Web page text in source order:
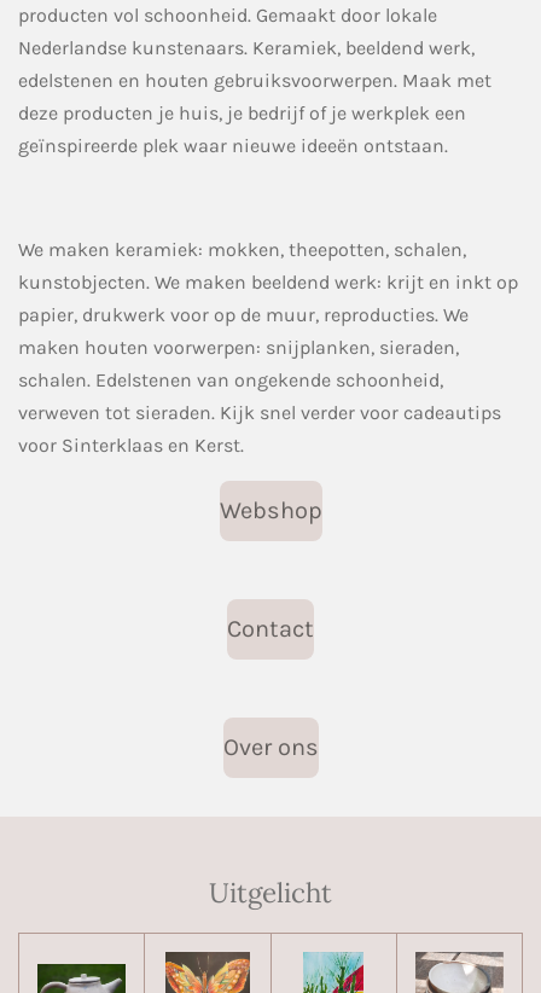
producten vol schoonheid. Gemaakt door lokale
Nederlandse kunstenaars. Keramiek, beeldend werk,
edelstenen en houten gebruiksvoorwerpen. Maak met
deze producten je huis, je bedrijf of je werkplek een
geïnspireerde plek waar nieuwe ideeën ontstaan.
We maken keramiek: mokken, theepotten, schalen,
kunstobjecten. We maken beeldend werk: krijt en inkt op
papier, drukwerk voor op de muur, reproducties. We
maken houten voorwerpen: snijplanken, sieraden,
schalen. Edelstenen van ongekende schoonheid,
verweven tot sieraden. Kijk snel verder voor cadeautips
voor Sinterklaas en Kerst.
Webshop
Contact
Over ons
Uitgelicht